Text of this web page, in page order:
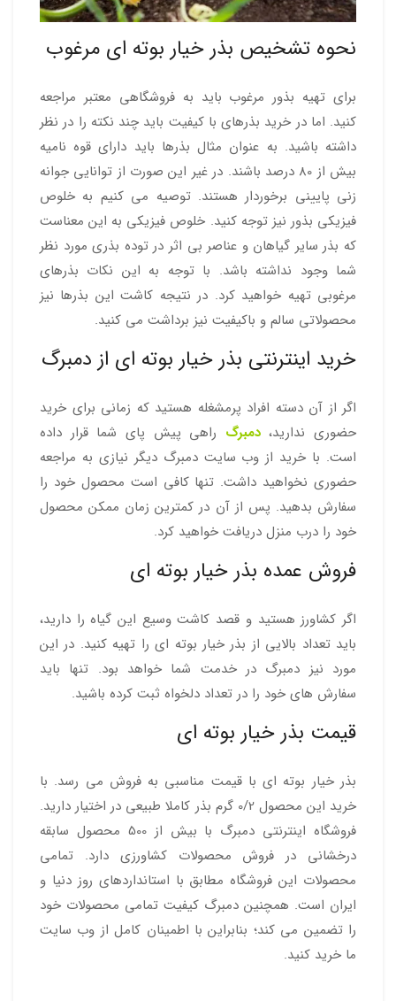
نحوه تشخیص بذر خیار بوته ای مرغوب
برای تهیه بذور مرغوب باید به فروشگاهی معتبر مراجعه
کنید. اما در خرید بذرهای با کیفیت باید چند نکته را در نظر
داشته باشید. به عنوان مثال بذرها باید دارای قوه نامیه
بیش از 80 درصد باشند. در غیر این صورت از توانایی جوانه
زنی پایینی برخوردار هستند. توصیه می کنیم به خلوص
فیزیکی بذور نیز توجه کنید. خلوص فیزیکی به این معناست
که بذر سایر گیاهان و عناصر بی اثر در توده بذری مورد نظر
شما وجود نداشته باشد. با توجه به این نکات بذرهای
مرغوبی تهیه خواهید کرد. در نتیجه کاشت این بذرها نیز
محصولاتی سالم و باکیفیت نیز برداشت می کنید.
خرید اینترنتی بذر خیار بوته ای از دمبرگ
اگر از آن دسته افراد پرمشغله هستید که زمانی برای خرید
حضوری ندارید،دمبرگ راهی پیش پای شما قرار داده
است. با خرید از وب سایت دمبرگ دیگر نیازی به مراجعه
حضوری نخواهید داشت. تنها کافی است محصول خود را
سفارش بدهید. پس از آن در کمترین زمان ممکن محصول
خود را درب منزل دریافت خواهید کرد.
فروش عمده بذر خیار بوته ای
اگر کشاورز هستید و قصد کاشت وسیع این گیاه را دارید،
باید تعداد بالایی از بذر خیار بوته ای را تهیه کنید. در این
مورد نیز دمبرگ در خدمت شما خواهد بود. تنها باید
سفارش های خود را در تعداد دلخواه ثبت کرده باشید.
قیمت بذر خیار بوته ای
بذر خیار بوته ای با قیمت مناسبی به فروش می رسد. با
خرید این محصول 0/2 گرم بذر کاملا طبیعی در اختیار دارید.
فروشگاه اینترنتی دمبرگ با بیش از 500 محصول سابقه
درخشانی در فروش محصولات کشاورزی دارد. تمامی
محصولات این فروشگاه مطابق با استانداردهای روز دنیا و
ایران است. همچنین دمبرگ کیفیت تمامی محصولات خود
را تضمین می کند؛ بنابراین با اطمینان کامل از وب سایت
ما خرید کنید.